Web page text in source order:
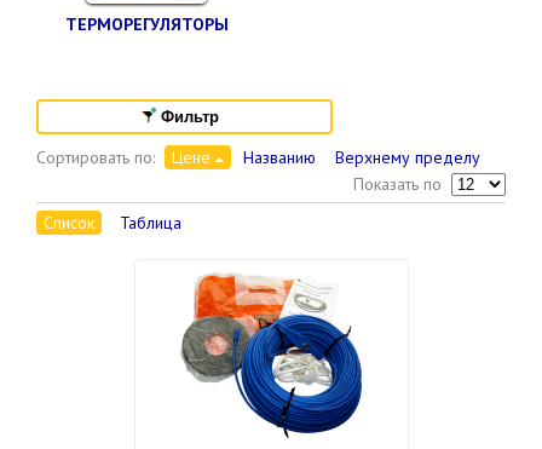
ТЕРМОРЕГУЛЯТОРЫ
Фильтр
Сортировать по: Цене Названию
Верхнему пределу
Показать по
Список
Таблица